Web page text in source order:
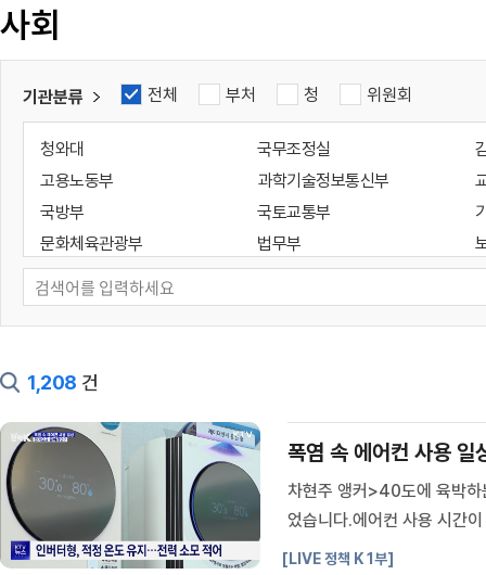
사회
기관분류 전체 부처 청 위원회
청와대 국무조정실
고용노동부
과학기술정보통신부
국방부
국토교통부
문화체육관광부
법무부
성평등가족부
외교부
통일부
해양수산부
인사혁신처
대검찰청
방위사업청
새만금개발청
소방청
조달청
질병관리청
개인정보보호위원회
공정거래위원회
국가지속가능발전위원회
국가테러대책위원회
검색
1,208 건
폭염 속 에어컨 사용 일
차현주 앵커>40도에 육박하
었습니다.에어컨 사용 시간
있는 에어컨 사용 방법, 김유
[LIVE 정책 K 1부]